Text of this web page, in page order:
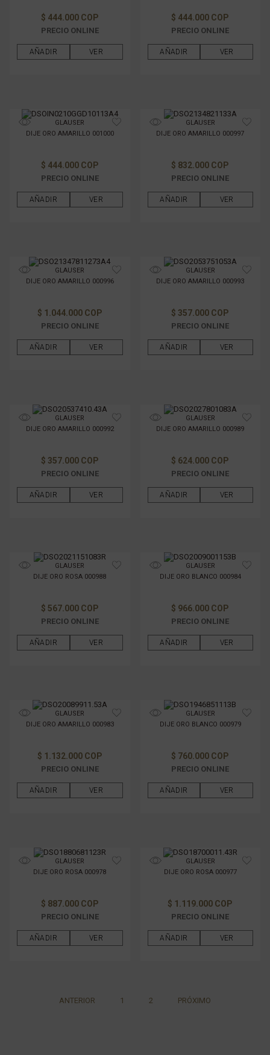
$ 444.000 COP
PRECIO ONLINE
AÑADIR VER
$ 444.000 COP
PRECIO ONLINE
AÑADIR VER
GLAUSER
DIJE ORO AMARILLO 001000
$ 444.000 COP
PRECIO ONLINE
AÑADIR VER
GLAUSER
DIJE ORO AMARILLO 000997
$ 832.000 COP
PRECIO ONLINE
AÑADIR VER
GLAUSER
DIJE ORO AMARILLO 000996
$ 1.044.000 COP
PRECIO ONLINE
AÑADIR VER
GLAUSER
DIJE ORO AMARILLO 000993
$ 357.000 COP
PRECIO ONLINE
AÑADIR VER
GLAUSER
DIJE ORO AMARILLO 000992
$ 357.000 COP
PRECIO ONLINE
AÑADIR VER
GLAUSER
DIJE ORO AMARILLO 000989
$ 624.000 COP
PRECIO ONLINE
AÑADIR VER
GLAUSER
DIJE ORO ROSA 000988
$ 567.000 COP
PRECIO ONLINE
AÑADIR VER
GLAUSER
DIJE ORO BLANCO 000984
$ 966.000 COP
PRECIO ONLINE
AÑADIR VER
GLAUSER
DIJE ORO AMARILLO 000983
$ 1.132.000 COP
PRECIO ONLINE
AÑADIR VER
GLAUSER
DIJE ORO BLANCO 000979
$ 760.000 COP
PRECIO ONLINE
AÑADIR VER
GLAUSER
DIJE ORO ROSA 000978
$ 887.000 COP
PRECIO ONLINE
AÑADIR VER
GLAUSER
DIJE ORO ROSA 000977
$ 1.119.000 COP
PRECIO ONLINE
AÑADIR VER
ANTERIOR 1 2 PRÓXIMO